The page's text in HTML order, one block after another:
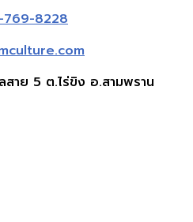
8228
ย 5 ต.ไร่ขิง อ.สามพราน